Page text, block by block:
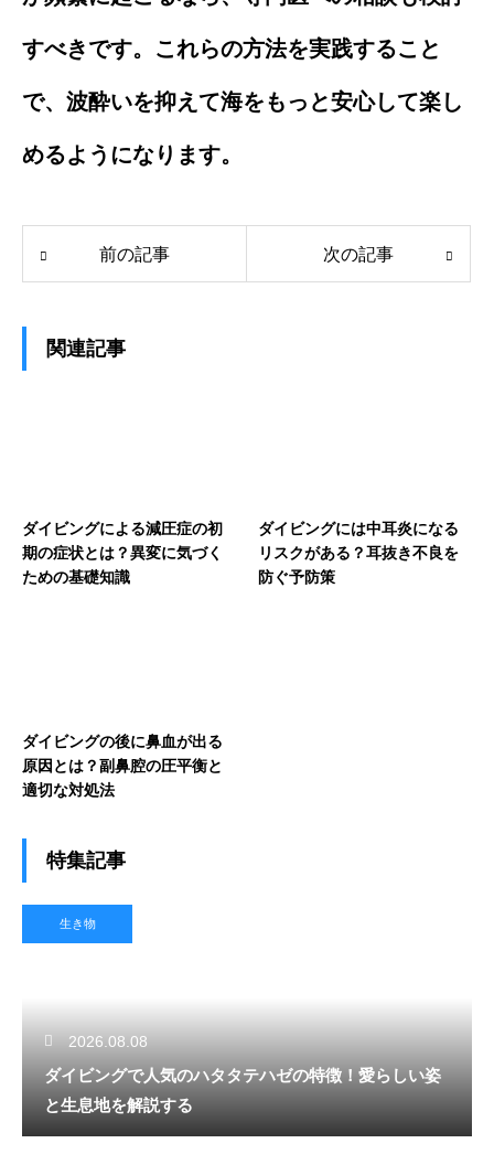
すべきです。これらの方法を実践すること
で、波酔いを抑えて海をもっと安心して楽し
めるようになります。
前の記事 次の記事
関連記事
ダイビングによる減圧症の初
期の症状とは？異変に気づく
ための基礎知識
ダイビングには中耳炎になる
リスクがある？耳抜き不良を
防ぐ予防策
ダイビングの後に鼻血が出る
原因とは？副鼻腔の圧平衡と
適切な対処法
特集記事
生き物
2026.08.08
ダイビングで人気のハタタテハゼの特徴！愛らしい姿
と生息地を解説する